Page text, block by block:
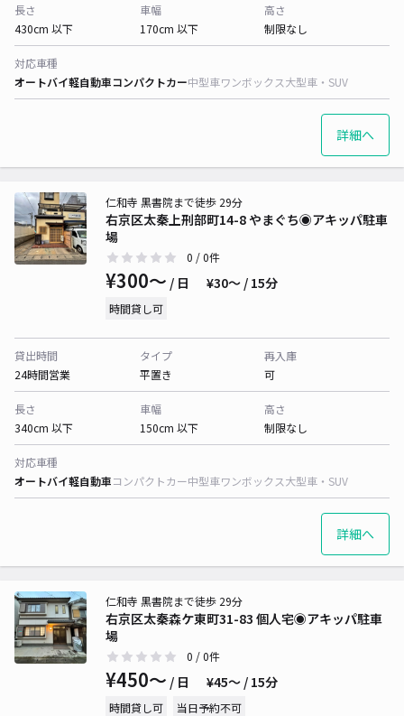
長さ
430cm 以下
車幅
170cm 以下
高さ
制限なし
対応車種
オートバイ軽自動車コンパクトカー中型車ワンボックス大型車・SUV
詳細へ
右京区太秦上刑部町14-8 やまぐち◉アキッパ駐車
場
仁和寺 黒書院まで徒歩 29分
0 / 0件
¥300〜 / 日 ¥30〜 / 15分
時間貸し可
貸出時間
24時間営業
タイプ
平置き
再入庫
可
長さ
340cm 以下
車幅
150cm 以下
高さ
制限なし
対応車種
オートバイ軽自動車コンパクトカー中型車ワンボックス大型車・SUV
詳細へ
右京区太秦森ケ東町31-83 個人宅◉アキッパ駐車
場
仁和寺 黒書院まで徒歩 29分
0 / 0件
¥450〜 / 日 ¥45〜 / 15分
時間貸し可 当日予約不可